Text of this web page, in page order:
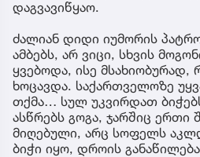
დაგვავიწყაო.
ძალიან დიდი იუმორის
ამბებს, არ ვიცი, სხვის
ყვებოდა, ისე
ხოცავდა. საქართველოზე
თქმა… სულ უკვირდათ
ასწრებს გოგა, ჯარშიც ერთი
მიღებული, არც სოფელს
ბიჭი იყო, დროის